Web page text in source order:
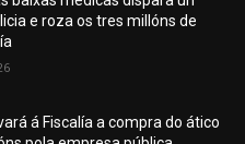
e roza os tres millóns de
á Fiscalía a compra do ático